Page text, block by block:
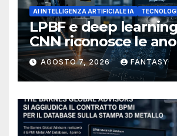
AI INTELLIGENZA ARTIFICIALE IA
LPBF e deep
CNN riconosce le
del bagno di fusione
AGOSTO 7, 2026 FANTASY